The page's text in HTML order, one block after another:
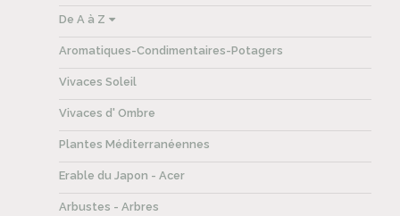
De A à Z
Aromatiques-Condimentaires-Potagers
Vivaces Soleil
Vivaces d' Ombre
Plantes Méditerranéennes
Erable du Japon - Acer
Arbustes - Arbres